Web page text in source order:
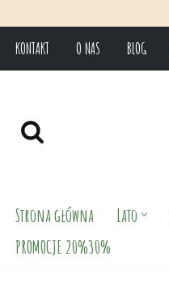
Przejdź
KONTAKT O NAS BLOG
Strona główna Lato
PROMOCJE 20%30%